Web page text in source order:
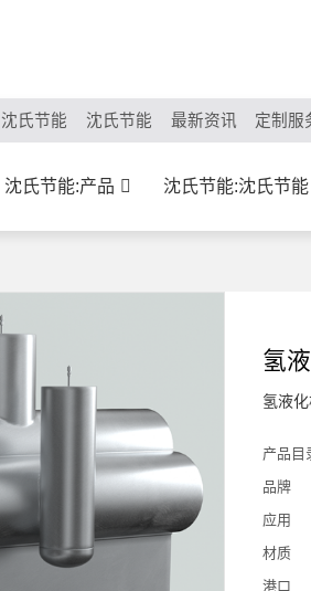
沈氏节能 沈氏节能 最新资讯 定制服
沈氏节能:产品 沈氏节能:沈氏节能
氢
氢液
产品目
品牌
应用
材质
港口